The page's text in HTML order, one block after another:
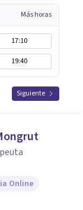
Más horas
17:10
19:40
Siguiente
Online